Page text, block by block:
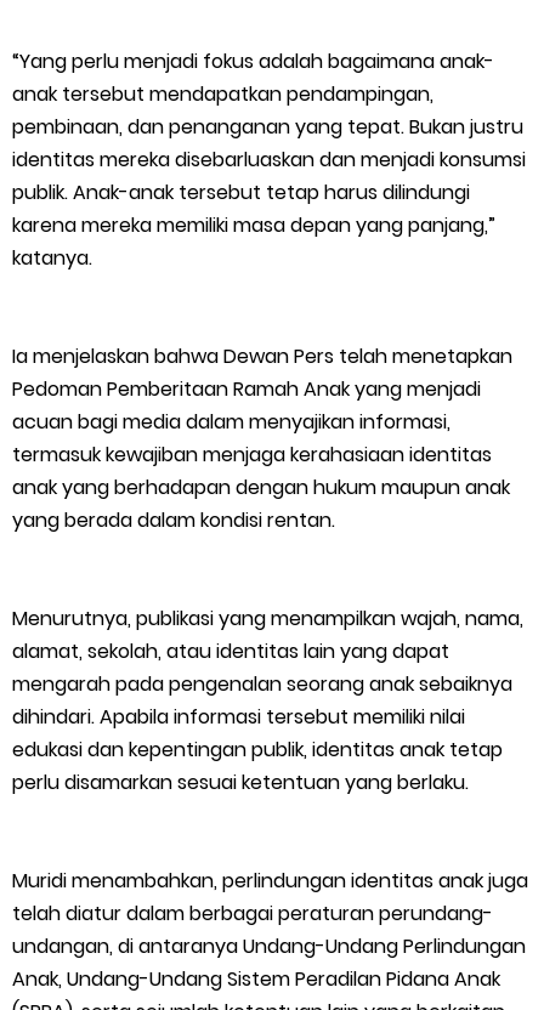
LAMR Kepulauan Meranti dan Bawaslu Bakal Laksanakan Kerja
Sama Menyambut Pemilu 2029
Saturday, 8 August
“Yang perlu menjadi fokus adalah bagaimana anak-
anak tersebut mendapatkan pendampingan,
pembinaan, dan penanganan yang tepat. Bukan justru
identitas mereka disebarluaskan dan menjadi konsumsi
publik. Anak-anak tersebut tetap harus dilindungi
karena mereka memiliki masa depan yang panjang,”
katanya.
Ia menjelaskan bahwa Dewan Pers telah menetapkan
Pedoman Pemberitaan Ramah Anak yang menjadi
acuan bagi media dalam menyajikan informasi,
termasuk kewajiban menjaga kerahasiaan identitas
anak yang berhadapan dengan hukum maupun anak
yang berada dalam kondisi rentan.
Menurutnya, publikasi yang menampilkan wajah, nama,
alamat, sekolah, atau identitas lain yang dapat
mengarah pada pengenalan seorang anak sebaiknya
dihindari. Apabila informasi tersebut memiliki nilai
edukasi dan kepentingan publik, identitas anak tetap
perlu disamarkan sesuai ketentuan yang berlaku.
Muridi menambahkan, perlindungan identitas anak juga
telah diatur dalam berbagai peraturan perundang-
undangan, di antaranya Undang-Undang Perlindungan
Anak, Undang-Undang Sistem Peradilan Pidana Anak